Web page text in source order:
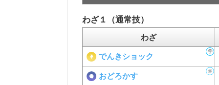
わざ１（通常技）
わざ
でんきショック
おどろかす